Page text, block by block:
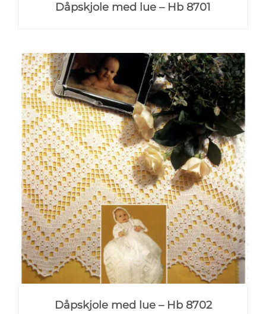
Dåpskjole med lue – Hb 8701
Dåpskjole med lue – Hb 8702